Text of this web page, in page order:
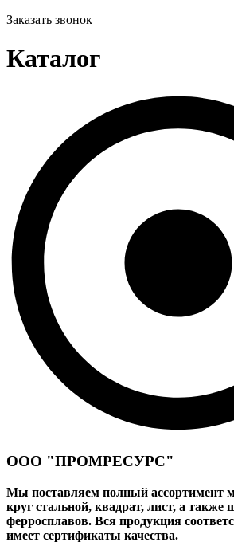
Заказать звонок
Каталог
ООО "ПРОМРЕСУРС"
Мы поставляем полный ассортимент
круг стальной, квадрат, лист, а также
ферросплавов. Вся продукция
имеет сертификаты качества.